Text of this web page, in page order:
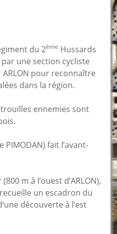
du 2ème Hussards
une section cycliste
ARLON pour reconnaître
dans la région.
ennemies sont
PIMODAN) fait l’avant-
m à l’ouest d’ARLON),
un escadron du
découverte à l’est